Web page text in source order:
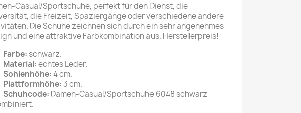
Casual/Sportschuhe, perfekt für den Dienst, die
die Freizeit, Spaziergänge oder verschiedene andere
Die Schuhe zeichnen sich durch ein sehr angenehmes
und eine attraktive Farbkombination aus. Herstellerpreis!
Farbe: schwarz.
Material:echtes Leder.
Sohlenhöhe:4 cm.
Plattformhöhe:3 cm.
Schuhcode: Damen-Casual/Sportschuhe 6048 schwarz